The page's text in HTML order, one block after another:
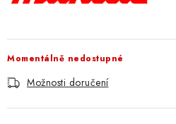
Momentálně nedostupné
Možnosti doručení